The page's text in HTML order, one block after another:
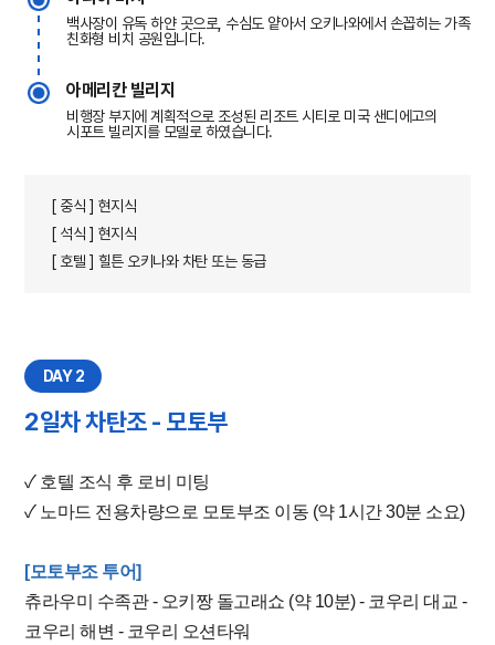
백사장이 유독 하얀 곳으로, 수심도 얕아서 오키나와에서 손꼽히는 가족
친화형 비치 공원입니다.
아메리칸 빌리지
비행장 부지에 계획적으로 조성된 리조트 시티로 미국 샌디에고의
시포트 빌리지를 모델로 하였습니다.
[ 중식 ] 현지식
[ 석식 ] 현지식
[ 호텔 ] 힐튼 오키나와 차탄 또는 동급
DAY 2
2일차 차탄조 - 모토부
✓ 호텔 조식 후 로비 미팅
✓ 노마드 전용차량으로 모토부조 이동 (약 1시간 30분 소요)
[모토부조 투어]
츄라우미 수족관 - 오키짱 돌고래쇼 (약 10분) - 코우리 대교 -
코우리 해변 - 코우리 오션타워